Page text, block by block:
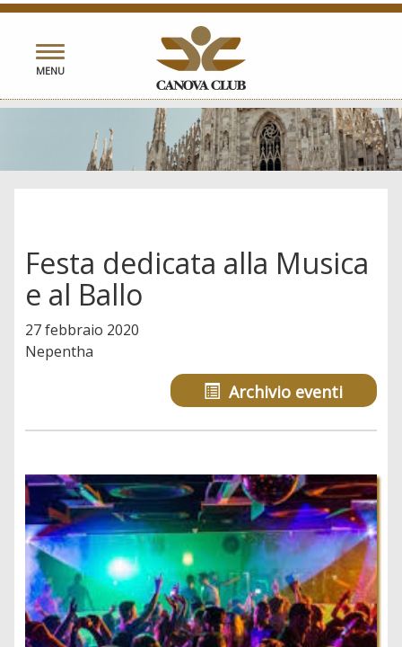
Toggle
navigation
MENU
Festa dedicata alla Musica
e al Ballo
27 febbraio 2020
Nepentha
Archivio eventi